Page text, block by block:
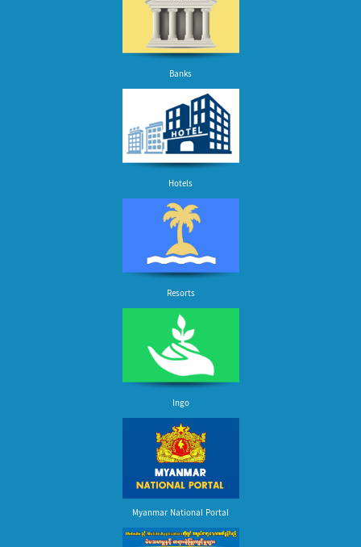
Banks
Hotels
Resorts
Ingo
Myanmar National Portal